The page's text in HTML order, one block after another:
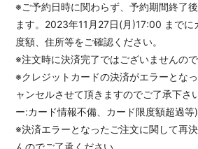
※ご予約日時に関わらず、予約期間終了
ます。2023年11月27日(月)17:00 までに
度額、住所等をご確認ください。
※注文時に決済完了ではございませんので
※クレジットカードの決済がエラーとな
ャンセルさせて頂きますのでご了承下さ
ー:カード情報不備、カード限度額超過等)
※決済エラーとなったご注文に関して再